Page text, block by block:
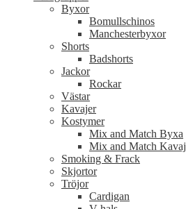
Byxor
Bomullschinos
Manchesterbyxor
Shorts
Badshorts
Jackor
Rockar
Västar
Kavajer
Kostymer
Mix and Match Byxa
Mix and Match Kavaj
Smoking & Frack
Skjortor
Tröjor
Cardigan